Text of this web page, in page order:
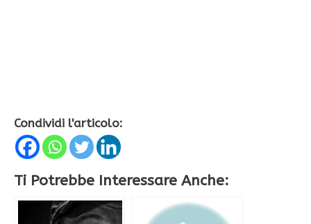
Condividi l'articolo:
Ti Potrebbe Interessare Anche: